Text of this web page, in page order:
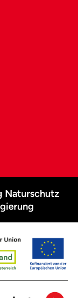
Naturschutz